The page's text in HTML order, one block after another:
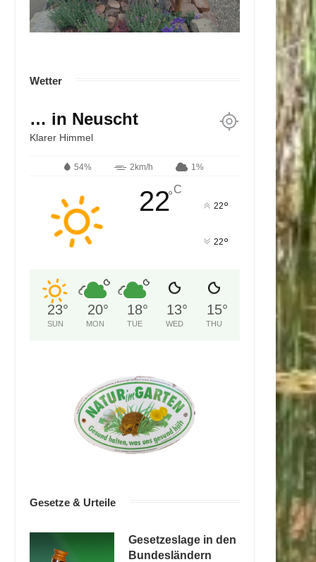
Wetter
… in Neuscht
Klarer Himmel
54% 2km/h 1%
22°C
22°
22°
23°
SUN
20°
MON
18°
TUE
13°
WED
15°
THU
Gesetze & Urteile
Gesetzeslage in den
Bundesländern